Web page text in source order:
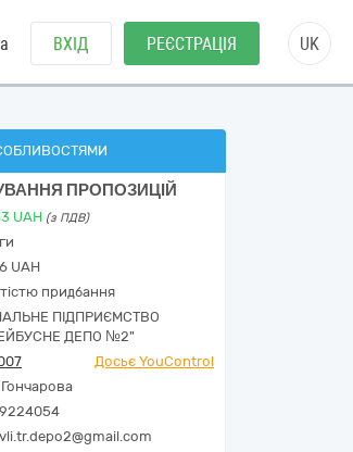
ВХІД РЕЄСТРАЦІЯ UK
ПРОПОЗИЦІЙ
UAH (з ПДВ)
UAH
придбання
ПІДПРИЄМСТВО
ДЕПО №2"
Досьє YouControl